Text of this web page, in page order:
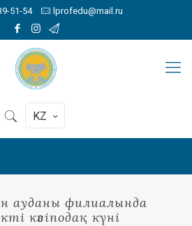
51-54 lprofedu@mail.ru
KZ
ауданы филиалында
кәсіподақ күні